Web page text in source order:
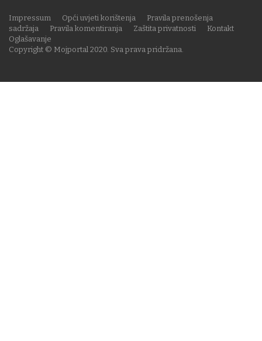
Copyright © Mojportal 2020. Sva prava pridržana.
Impressum Opći uvjeti korištenja
Pravila prenošenja
sadržaja
Pravila komentiranja Zaštita privatnosti
Kontakt
Oglašavanje